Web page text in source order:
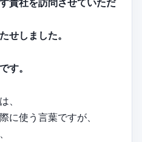
貴社を訪問させていただ
せしました。
す。
、
に使う言葉ですが、